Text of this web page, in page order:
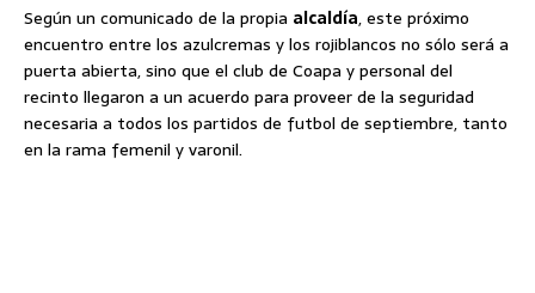
Según un comunicado de la propia alcaldía, este próximo
encuentro entre los azulcremas y los rojiblancos no sólo será a
puerta abierta, sino que el club de Coapa y personal del
recinto llegaron a un acuerdo para proveer de la seguridad
necesaria a todos los partidos de futbol de septiembre, tanto
en la rama femenil y varonil.